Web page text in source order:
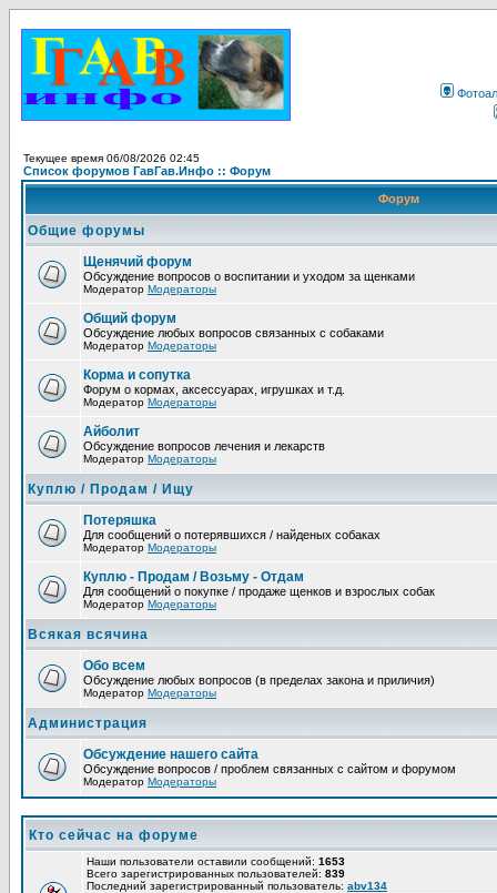
Текущее время 06/08/2026 02:45
Список форумов ГавГав.Инфо :: Форум
Форум
Общие форумы
Щенячий форум
Обсуждение вопросов о воспитании и уходом за щенками
Модератор Модераторы
Общий форум
Обсуждение любых вопросов связанных с собаками
Модератор Модераторы
Корма и сопутка
Форум о кормах, аксессуарах, игрушках и т.д.
Модератор Модераторы
Айболит
Обсуждение вопросов лечения и лекарств
Модератор Модераторы
Куплю / Продам / Ищу
Потеряшка
Для сообщений о потерявшихся / найденых собаках
Модератор Модераторы
Куплю - Продам / Возьму - Отдам
Для сообщений о покупке / продаже щенков и взрослых собак
Модератор Модераторы
Всякая всячина
Обо всем
Обсуждение любых вопросов (в пределах закона и приличия)
Модератор Модераторы
Администрация
Обсуждение нашего сайта
Обсуждение вопросов / проблем связанных с сайтом и форумом
Модератор Модераторы
Кто сейчас на форуме
Наши пользователи оставили сообщений: 1653
Всего зарегистрированных пользователей: 839
Последний зарегистрированный пользователь: abv134